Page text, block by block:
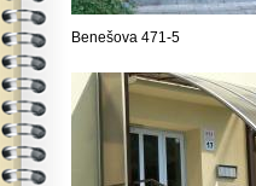
Benešova 471-5